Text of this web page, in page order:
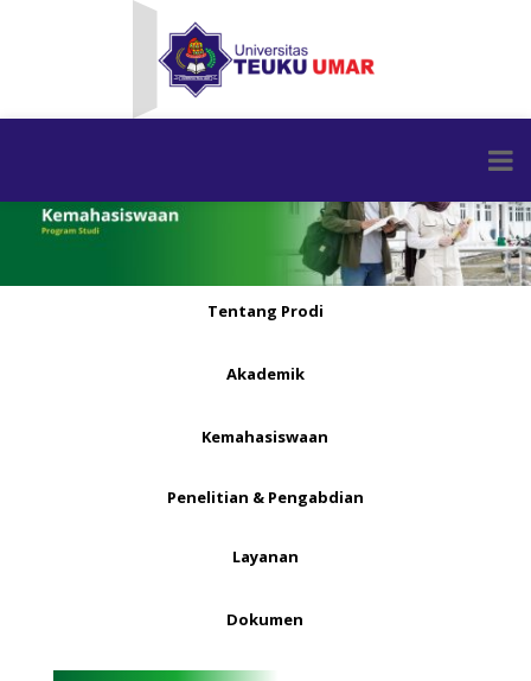
Tentang Prodi
Akademik
Kemahasiswaan
Penelitian & Pengabdian
Layanan
Dokumen